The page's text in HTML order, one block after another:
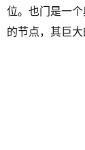
位。也门是一
的节点，其巨